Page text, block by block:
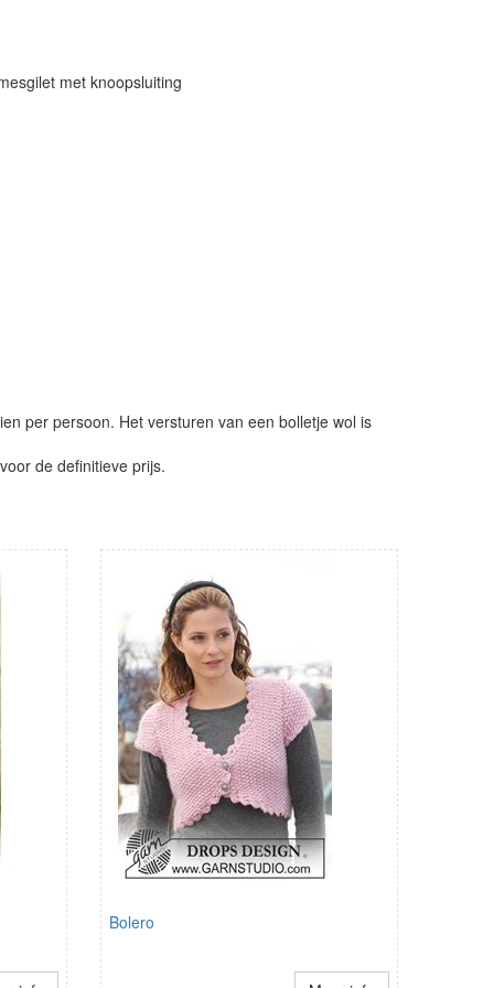
met knoopsluiting
per persoon. Het versturen van een bolletje wol is
de definitieve prijs.
Bolero